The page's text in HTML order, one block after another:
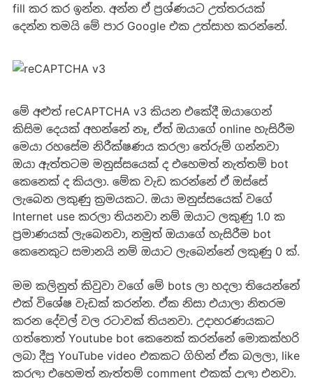
fill කර කර ඉන්න. අන්න ඒ ප්‍රශ්ණයට උත්තරයක්
දෙන්න තමයි මේ පාර Google එක උත්සාහ කරන්නේ.
මේ අළුත් reCAPTCHA v3 කියන එකේදී ඔයාගෙන්
කිසිම දෙයක් අහන්නේ නෑ, ඒත් ඔයාගේ online හැසිරීම
මෙයා රහසේම නිරීක්ෂණය කරලා තේරුම් ගන්නවා
ඔයා ඇත්තටම මනුස්සයෙක් ද එහෙමත් නැත්තම් bot
කෙනෙක් ද කියලා. මේක වැඩ කරන්නේ ඒ ඔස්සේ
ලැබෙන ලකුණු ක්‍රමයකට. ඔයා මනුස්සයෙක් වගේ
Internet use කරලා තියනවා නම් ඔයාට ලකුණු 1.0 ක
ප්‍රමාණයක් ලැබෙනවා, නමුත් ඔයාගේ හැසිරීම bot
කෙනෙකුට සමානයි නම් ඔයාට ලැබෙන්නේ ලකුණු 0 ක්.
මම කලිනුත් කිවුවා වගේ මේ bots ලා හදලා තියෙන්නේ
එක් විශේෂ වැඩක් කරන්න. ඒක නිසා එයාලා නිතරම
කරන දේවල් වල රටාවක් තියනවා. උදාහරණයකට
ගත්තොත් Youtube bot කෙනෙක් කරන්නේ මොකක්හරි
ලබා දීපු YouTube video එකකට ගිහින් ඒක බලලා, like
කරලා එහෙමත් නැත්තම් comment එකක් දාලා එනවා.